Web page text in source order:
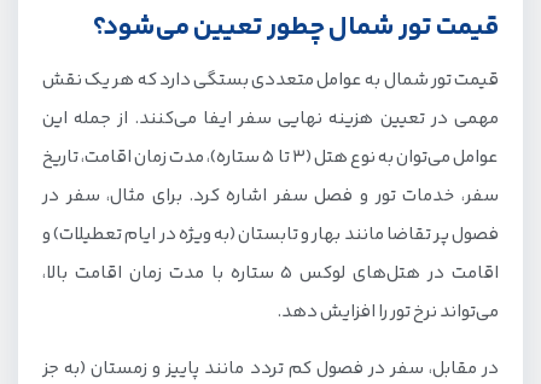
قیمت تور شمال چطور تعیین می‌شود؟
قیمت تور شمال به عوامل متعددی بستگی دارد که هر یک نقش
مهمی در تعیین هزینه نهایی سفر ایفا می‌کنند. از جمله این
عوامل می‌توان به نوع هتل (3 تا 5 ستاره)، مدت زمان اقامت، تاریخ
سفر، خدمات تور و فصل سفر اشاره کرد. برای مثال، سفر در
فصول پر تقاضا مانند بهار و تابستان (به ویژه در ایام تعطیلات) و
اقامت در هتل‌های لوکس 5 ستاره با مدت زمان اقامت بالا،
می‌تواند نرخ تور را افزایش دهد.
در مقابل، سفر در فصول کم تردد مانند پاییز و زمستان (به جز